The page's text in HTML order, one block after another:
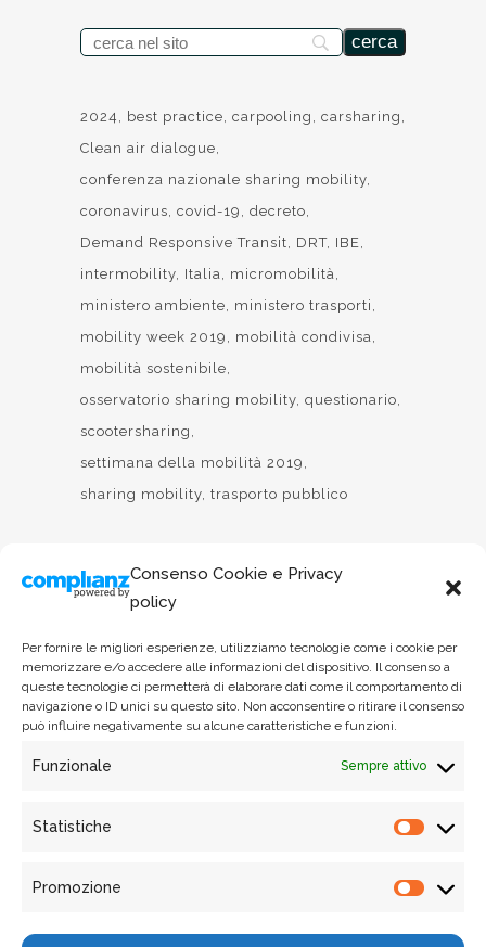
Consenso Cookie e Privacy
policy
Per fornire le migliori esperienze, utilizziamo tecnologie come i cookie per
memorizzare e/o accedere alle informazioni del dispositivo. Il consenso a
queste tecnologie ci permetterà di elaborare dati come il comportamento di
navigazione o ID unici su questo sito. Non acconsentire o ritirare il consenso
può influire negativamente su alcune caratteristiche e funzioni.
Funzionale Sempre attivo
Statistiche
Promozione
2024 best practice carpooling
carsharing
Clean air dialogue
conferenza nazionale sharing mobility
coronavirus covid-19
decreto
Demand Responsive Transit
DRT IBE
intermobility Italia
micromobilità
ministero ambiente
ministero trasporti
mobility week 2019
mobilità condivisa
mobilità sostenibile
osservatorio sharing mobility questionario
scootersharing
settimana della mobilità 2019
sharing mobility trasporto pubblico
Phone: +39 06 90 21 26 55